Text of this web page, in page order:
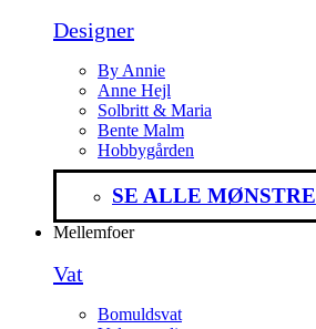
Designer
By Annie
Anne Hejl
Solbritt & Maria
Bente Malm
Hobbygården
SE ALLE MØNSTRE
Mellemfoer
Vat
Bomuldsvat